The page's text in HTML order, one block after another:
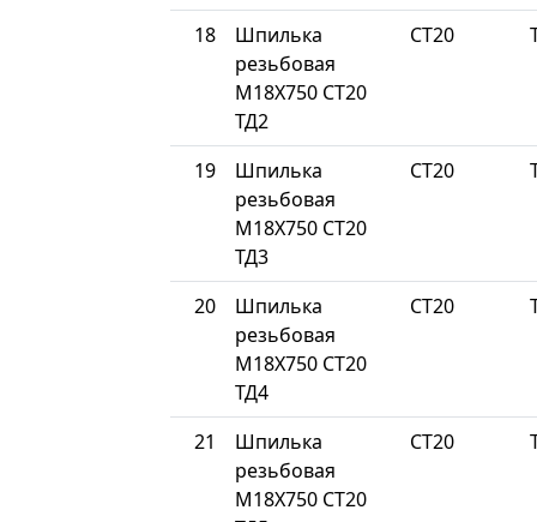
18
Шпилька
резьбовая
М18Х750 СТ20
ТД2
СТ20
19
Шпилька
резьбовая
М18Х750 СТ20
ТД3
СТ20
20
Шпилька
резьбовая
М18Х750 СТ20
ТД4
СТ20
21
Шпилька
резьбовая
М18Х750 СТ20
СТ20